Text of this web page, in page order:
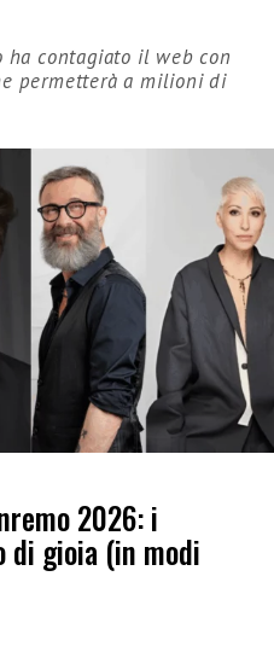
ha contagiato il web con
permetterà a milioni di
2026: i
di gioia (in modi